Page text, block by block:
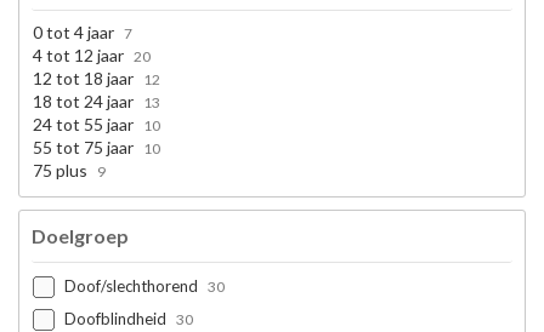
0 tot 4 jaar 7
4 tot 12 jaar 20
12 tot 18 jaar 12
18 tot 24 jaar 13
24 tot 55 jaar 10
55 tot 75 jaar 10
75 plus 9
Doelgroep
Doof/slechthorend 30
Doofblindheid 30